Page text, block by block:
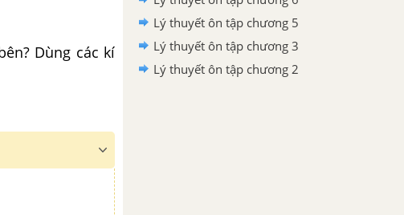
Dùng các kí
Lý thuyết ôn tập chương 5
Lý thuyết ôn tập chương 3
Lý thuyết ôn tập chương 2